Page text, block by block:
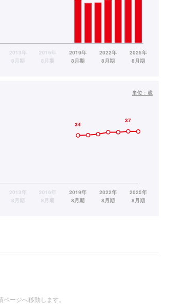
単位： 歳
ージへ移動します。